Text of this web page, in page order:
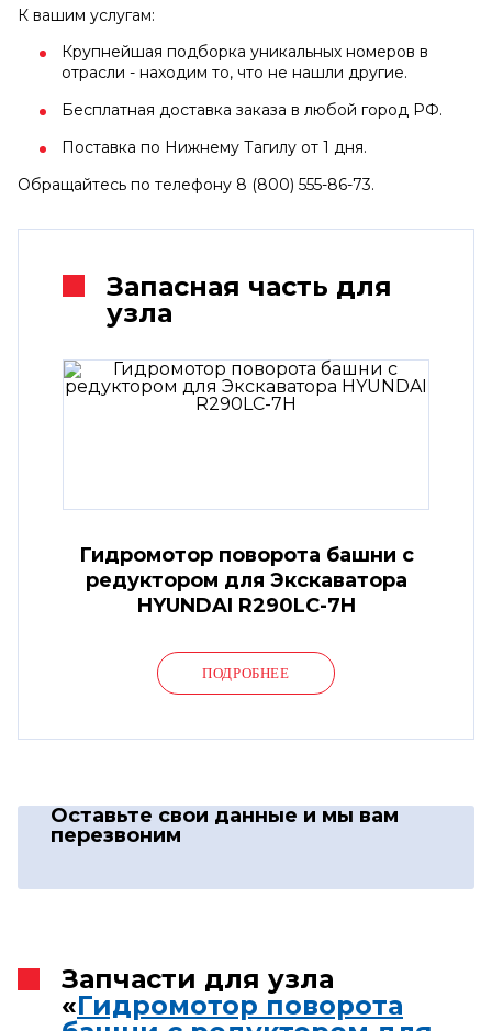
К вашим услугам:
Крупнейшая подборка уникальных номеров в
отрасли - находим то, что не нашли другие.
Бесплатная доставка заказа в любой город РФ.
Поставка по Нижнему Тагилу от 1 дня.
Обращайтесь по телефону 8 (800) 555-86-73.
Запасная часть для
узла
Гидромотор поворота башни с
редуктором для Экскаватора
HYUNDAI R290LC-7H
ПОДРОБНЕЕ
Оставьте свои данные и мы вам
перезвоним
Запчасти для узла
«Гидромотор поворота